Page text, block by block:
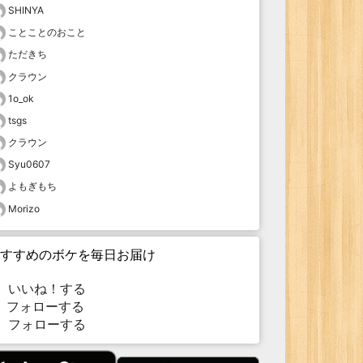
SHINYA
ことことのおこと
ただきち
クラウン
1o_ok
tsgs
クラウン
Syu0607
よもぎもち
Morizo
すめのボケを毎日お届け
いいね！する
ォローする
フォローする